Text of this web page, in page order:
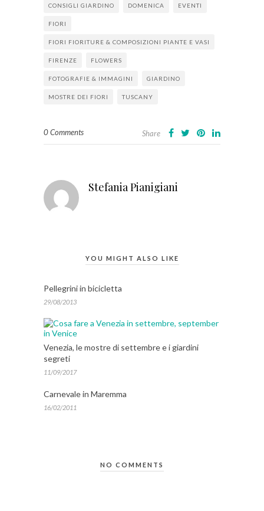
CONSIGLI GIARDINO DOMENICA EVENTI
FIORI
FIORI FIORITURE & COMPOSIZIONI PIANTE E VASI
FIRENZE FLOWERS
FOTOGRAFIE & IMMAGINI GIARDINO
MOSTRE DEI FIORI TUSCANY
0 Comments Share
Stefania Pianigiani
YOU MIGHT ALSO LIKE
Pellegrini in bicicletta
29/08/2013
Venezia, le mostre di settembre e i giardini
segreti
11/09/2017
Carnevale in Maremma
16/02/2011
NO COMMENTS